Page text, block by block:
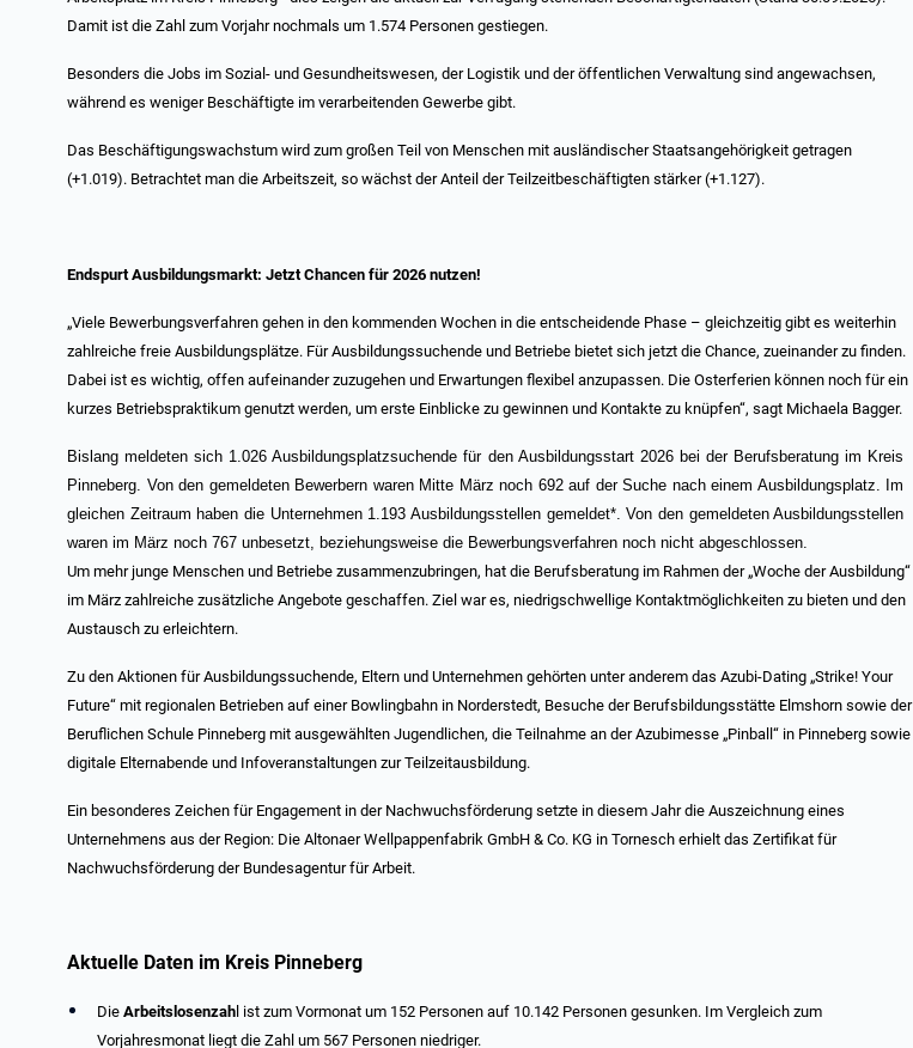
Damit ist die Zahl zum Vorjahr nochmals um 1.574 Personen gestiegen.
Besonders die Jobs im Sozial- und Gesundheitswesen, der Logistik und der öffentlichen Verwaltung sind angewachsen,
während es weniger Beschäftigte im verarbeitenden Gewerbe gibt.
Das Beschäftigungswachstum wird zum großen Teil von Menschen mit ausländischer Staatsangehörigkeit getragen
(+1.019). Betrachtet man die Arbeitszeit, so wächst der Anteil der Teilzeitbeschäftigten stärker (+1.127).
Endspurt Ausbildungsmarkt: Jetzt Chancen für 2026 nutzen!
„Viele Bewerbungsverfahren gehen in den kommenden Wochen in die entscheidende Phase – gleichzeitig gibt es weiterhin
zahlreiche freie Ausbildungsplätze. Für Ausbildungssuchende und Betriebe bietet sich jetzt die Chance, zueinander zu finden.
Dabei ist es wichtig, offen aufeinander zuzugehen und Erwartungen flexibel anzupassen. Die Osterferien können noch für ein
kurzes Betriebspraktikum genutzt werden, um erste Einblicke zu gewinnen und Kontakte zu knüpfen“, sagt Michaela Bagger.
Bislang meldeten sich 1.026 Ausbildungsplatzsuchende für den Ausbildungsstart 2026 bei der Berufsberatung im Kreis
Pinneberg. Von den gemeldeten Bewerbern waren Mitte März noch 692 auf der Suche nach einem Ausbildungsplatz. Im
gleichen Zeitraum haben die Unternehmen 1.193 Ausbildungsstellen gemeldet*. Von den gemeldeten Ausbildungsstellen
waren im März noch 767 unbesetzt, beziehungsweise die Bewerbungsverfahren noch nicht abgeschlossen.
Um mehr junge Menschen und Betriebe zusammenzubringen, hat die Berufsberatung im Rahmen der „Woche der Ausbildung“
im März zahlreiche zusätzliche Angebote geschaffen. Ziel war es, niedrigschwellige Kontaktmöglichkeiten zu bieten und den
Austausch zu erleichtern.
Zu den Aktionen für Ausbildungssuchende, Eltern und Unternehmen gehörten unter anderem das Azubi-Dating „Strike! Your
Future“ mit regionalen Betrieben auf einer Bowlingbahn in Norderstedt, Besuche der Berufsbildungsstätte Elmshorn sowie der
Beruflichen Schule Pinneberg mit ausgewählten Jugendlichen, die Teilnahme an der Azubimesse „Pinball“ in Pinneberg sowie
digitale Elternabende und Infoveranstaltungen zur Teilzeitausbildung.
Ein besonderes Zeichen für Engagement in der Nachwuchsförderung setzte in diesem Jahr die Auszeichnung eines
Unternehmens aus der Region: Die Altonaer Wellpappenfabrik GmbH & Co. KG in Tornesch erhielt das Zertifikat für
Nachwuchsförderung der Bundesagentur für Arbeit.
Aktuelle Daten im Kreis Pinneberg
Die Arbeitslosenzah l ist zum Vormonat um 152 Personen auf 10.142 Personen gesunken. Im Vergleich zum
Vorjahresmonat liegt die Zahl um 567 Personen niedriger.